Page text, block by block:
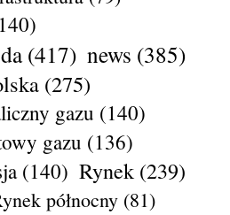
(417) news (385)
(275)
gazu (140)
gazu (136)
(140) Rynek (239)
północny (81)